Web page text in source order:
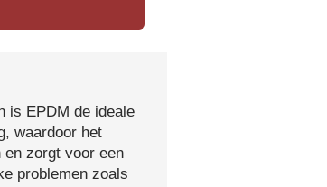
is EPDM de ideale
waardoor het
en zorgt voor een
problemen zoals